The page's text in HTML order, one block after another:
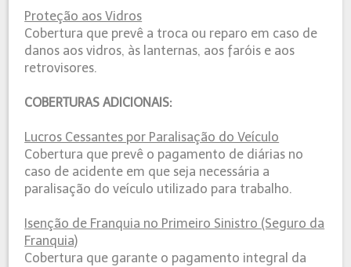
Proteção aos Vidros
Cobertura que prevê a troca ou reparo em caso de
danos aos vidros, às lanternas, aos faróis e aos
retrovisores.
COBERTURAS ADICIONAIS:
Lucros Cessantes por Paralisação do Veículo
Cobertura que prevê o pagamento de diárias no
caso de acidente em que seja necessária a
paralisação do veículo utilizado para trabalho.
Isenção de Franquia no Primeiro Sinistro (Seguro da
Franquia)
Cobertura que garante o pagamento integral da